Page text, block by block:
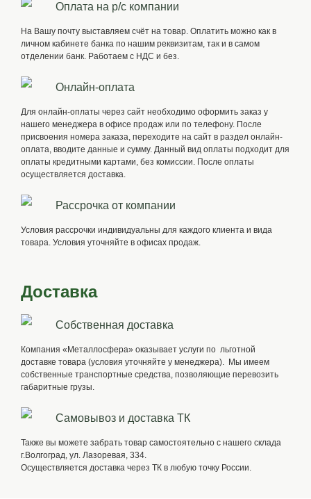
Оплата на р/с компании
На Вашу почту выставляем счёт на товар. Оплатить можно как в
личном кабинете банка по нашим реквизитам, так и в самом
отделении банк. Работаем с НДС и без.
Онлайн-оплата
Для онлайн-оплаты через сайт необходимо оформить заказ у
нашего менеджера в офисе продаж или по телефону. После
присвоения номера заказа, переходите на сайт в раздел онлайн-
оплата, вводите данные и сумму. Данный вид оплаты подходит для
оплаты кредитными картами, без комиссии. После оплаты
осуществляется доставка.
Рассрочка от компании
Условия рассрочки индивидуальны для каждого клиента и вида
товара. Условия уточняйте в офисах продаж.
Доставка
Собственная доставка
Компания «Металлосфера» оказывает услуги по льготной
доставке товара (условия уточняйте у менеджера). Мы имеем
собственные транспортные средства, позволяющие перевозить
габаритные грузы.
Самовывоз и доставка ТК
Также вы можете забрать товар самостоятельно с нашего склада
г.Волгоград, ул. Лазоревая, 334.
Осуществляется доставка через ТК в любую точку России.